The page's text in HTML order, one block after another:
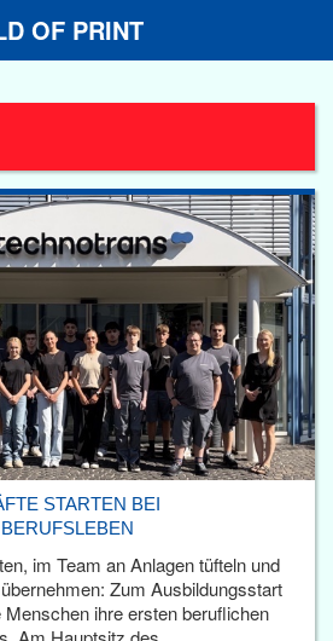
OF PRINT
STARTEN BEI
im Team an Anlagen tüfteln und
Zum Ausbildungsstart
ihre ersten beruflichen